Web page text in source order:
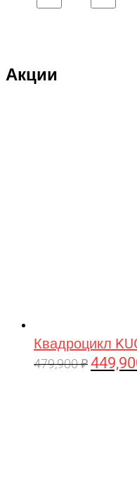
Акции
Квадроцикл
479,900₽